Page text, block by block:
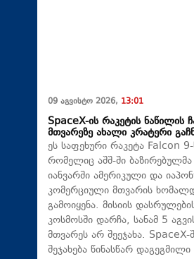
09 აგვისტო 2026, 13:01
SpaceX-ის რაკეტის ნაწილის
მთვარეზე ახალი კრატერი
ეს საფეხური რაკეტა Falcon
რომელიც აშშ-ში
იანვარში ამერიკული და
კომერციული მთვარის
გამოიყენა. მისიის
კოსმოსში დარჩა, სანამ 5
მთვარეს არ შეეჯახა.​
შეჯახება წინასწარ